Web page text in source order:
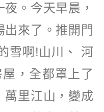
。今天早晨，
來了。推開門
雪啊!山川、 河
，全都罩上了
萬里江山，變成